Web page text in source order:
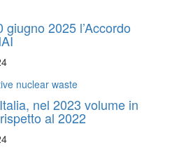
2025 l’Accordo
nel 2023 volume in
al 2022